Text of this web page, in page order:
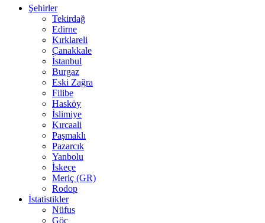
Şehirler
Tekirdağ
Edirne
Kırklareli
Çanakkale
İstanbul
Burgaz
Eski Zağra
Filibe
Hasköy
İslimiye
Kırcaali
Paşmaklı
Pazarcık
Yanbolu
İskeçe
Meriç (GR)
Rodop
İstatistikler
Nüfus
Göç